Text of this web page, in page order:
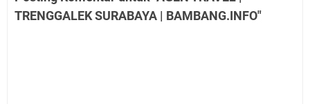
TRENGGALEK SURABAYA | BAMBANG.INFO"